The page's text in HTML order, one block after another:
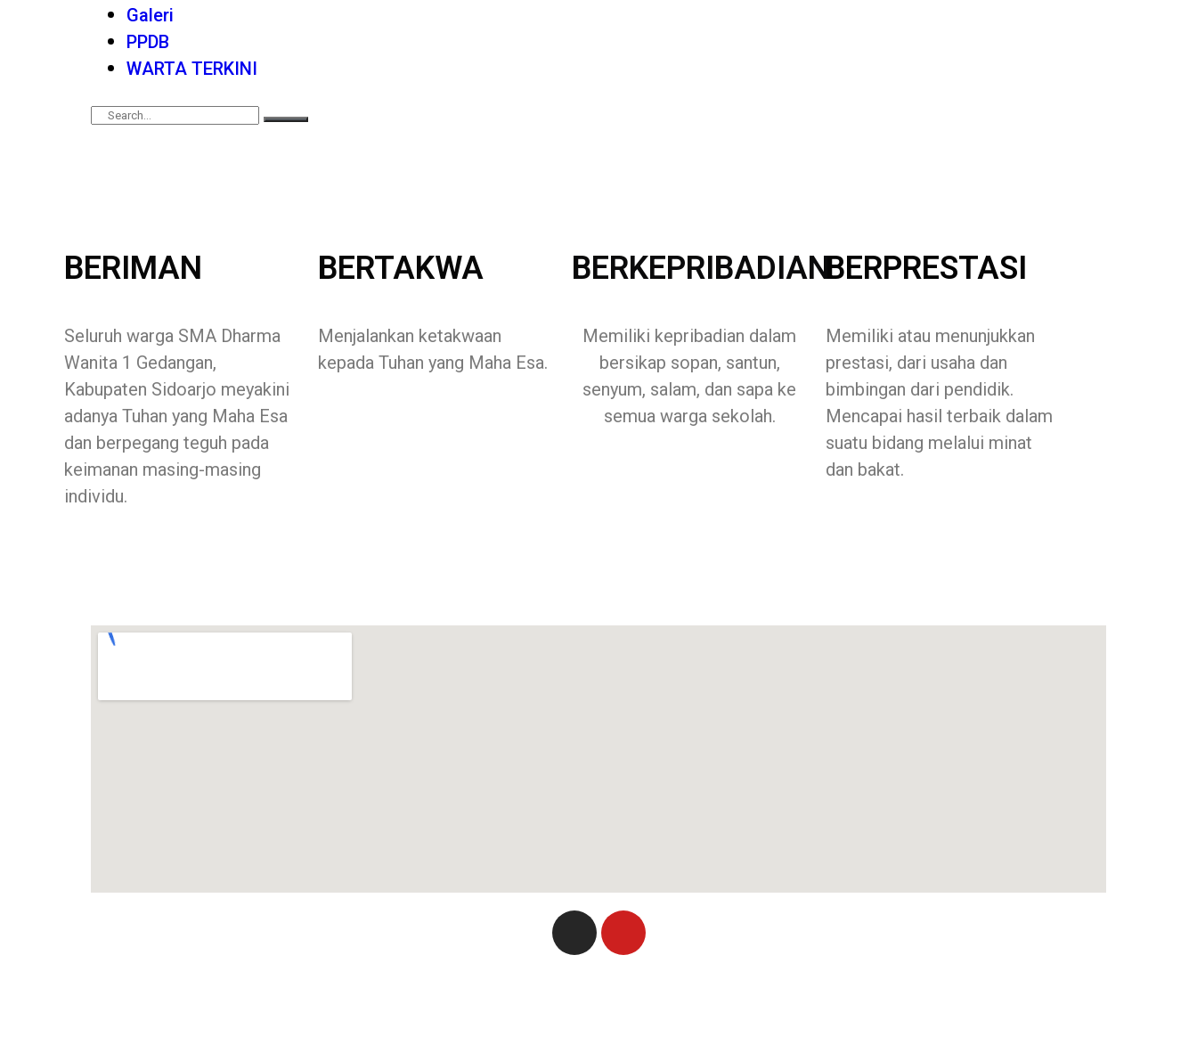
Galeri
PPDB
WARTA TERKINI
BERIMAN
Seluruh warga SMA Dharma
Wanita 1 Gedangan,
Kabupaten Sidoarjo meyakini
adanya Tuhan yang Maha Esa
dan berpegang teguh pada
keimanan masing-masing
individu.
BERTAKWA
Menjalankan ketakwaan
kepada Tuhan yang Maha Esa.
BERKEPRIBADIAN
Memiliki kepribadian dalam
bersikap sopan, santun,
senyum, salam, dan sapa ke
semua warga sekolah.
BERPRESTASI
Memiliki atau menunjukkan
prestasi, dari usaha dan
bimbingan dari pendidik.
Mencapai hasil terbaik dalam
suatu bidang melalui minat
dan bakat.